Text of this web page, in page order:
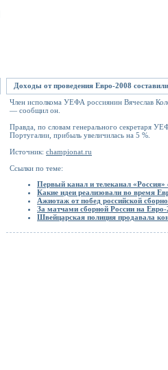
Доходы от проведения Евро-2008
Член исполкома УЕФА россиянин Вячеслав
— сообщил он.
Правда, по словам генерального секретаря
Португалии, прибыль увеличилась на 5 %.
Источник: championat.ru
Ссылки по теме:
Первый канал и телеканал «Россия»
Какие идеи реализовали во время
Ажиотаж от побед российской
За матчами сборной России на
Швейцарская полиция продавала